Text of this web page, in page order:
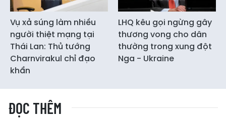
Vụ xả súng làm nhiều
người thiệt mạng tại
Thái Lan: Thủ tướng
Charnvirakul chỉ đạo
khẩn
LHQ kêu gọi ngừng gây
thương vong cho dân
thường trong xung đột
Nga - Ukraine
ĐỌC THÊM